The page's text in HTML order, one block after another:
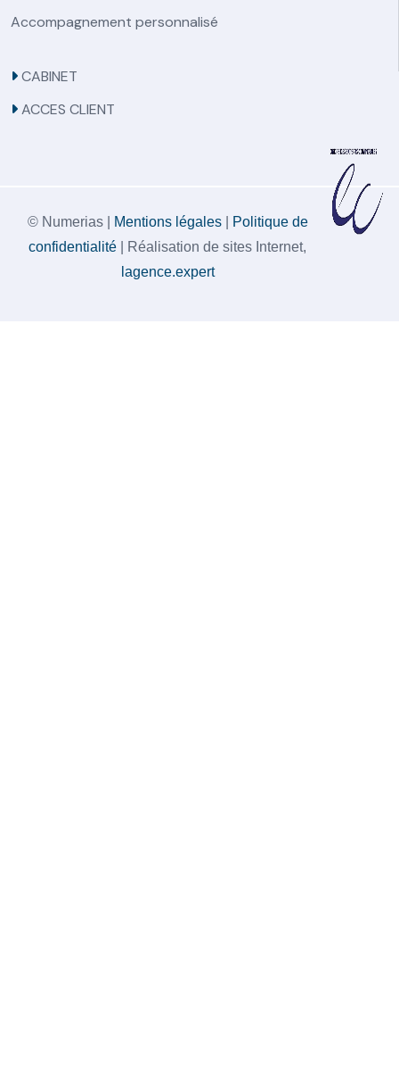
Accompagnement personnalisé
CABINET
ACCES CLIENT
© Numerias | Mentions légales|
Politique de
confidentialité | Réalisation de sites Internet,
lagence.expert